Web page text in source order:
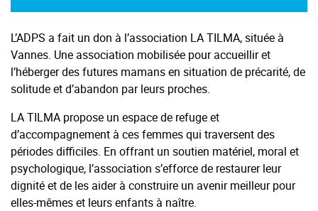
L’ADPS a fait un don à l’association LA TILMA, située à
Vannes. Une association mobilisée pour accueillir et
l’héberger des futures mamans en situation de précarité, de
solitude et d’abandon par leurs proches.
LA TILMA propose un espace de refuge et
d’accompagnement à ces femmes qui traversent des
périodes difficiles. En offrant un soutien matériel, moral et
psychologique, l’association s’efforce de restaurer leur
dignité et de les aider à construire un avenir meilleur pour
elles-mêmes et leurs enfants à naître.